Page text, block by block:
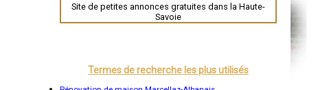
Auch
Grenoble
Site de petites annonces gratuites dans la Haute-
Savoie
Termes de recherche les plus utilisés